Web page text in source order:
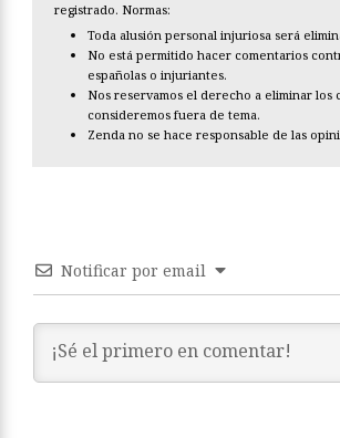
registrado. Normas:
Toda alusión personal injuriosa será
No está permitido hacer comentarios
españolas o injuriantes.
Nos reservamos el derecho a eliminar los
consideremos fuera de tema.
Zenda no se hace responsable de las
Notificar por email